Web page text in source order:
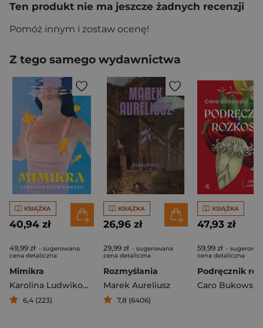
Ten produkt nie ma jeszcze żadnych recenzji
Pomóż innym i zostaw ocenę!
Z tego samego wydawnictwa
KSIĄŻKA
40,94 zł
49,99 zł - sugerowana
cena detaliczna
Mimikra
Karolina Ludwikowska
6,4 (223)
KSIĄŻKA
26,96 zł
29,99 zł - sugerowana
cena detaliczna
Rozmyślania
Marek Aureliusz
7,8 (6406)
KSIĄŻKA
47,93 zł
59,99 zł -
cena detaliczna
Caro Bukowski